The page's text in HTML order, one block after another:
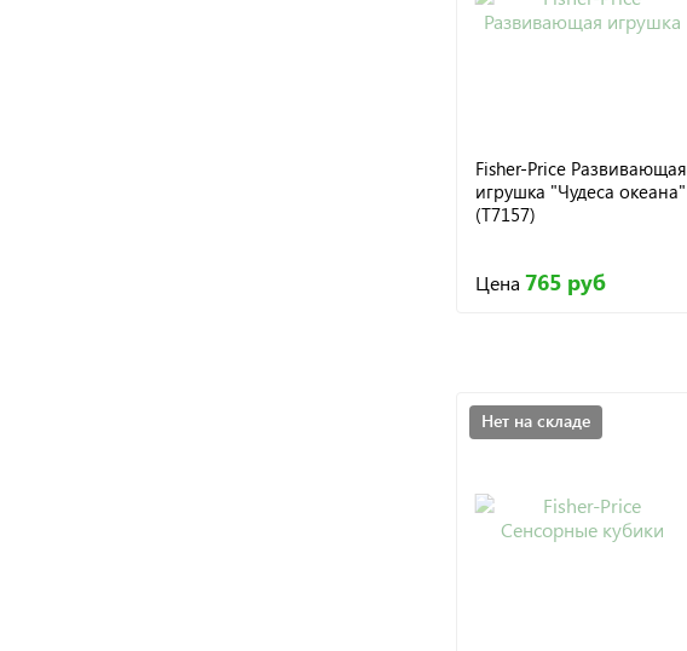
Fisher-Price Развивающая
игрушка "Чудеса океана"
(T7157)
Цена 765 руб
Нет на складе